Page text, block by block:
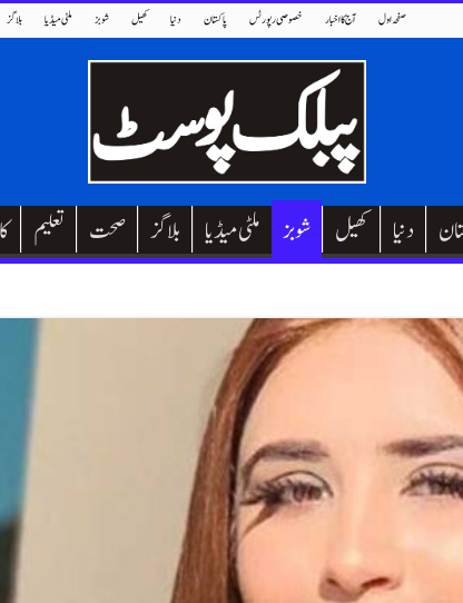
بلاگز ملٹی میڈیا شوبز کھیل دنیا پاکستان خصوصی رپورٹس آج کا اخبار صفحہ اول
تعلیم صحت بلاگز ملٹی میڈیا شوبز کھیل دنیا